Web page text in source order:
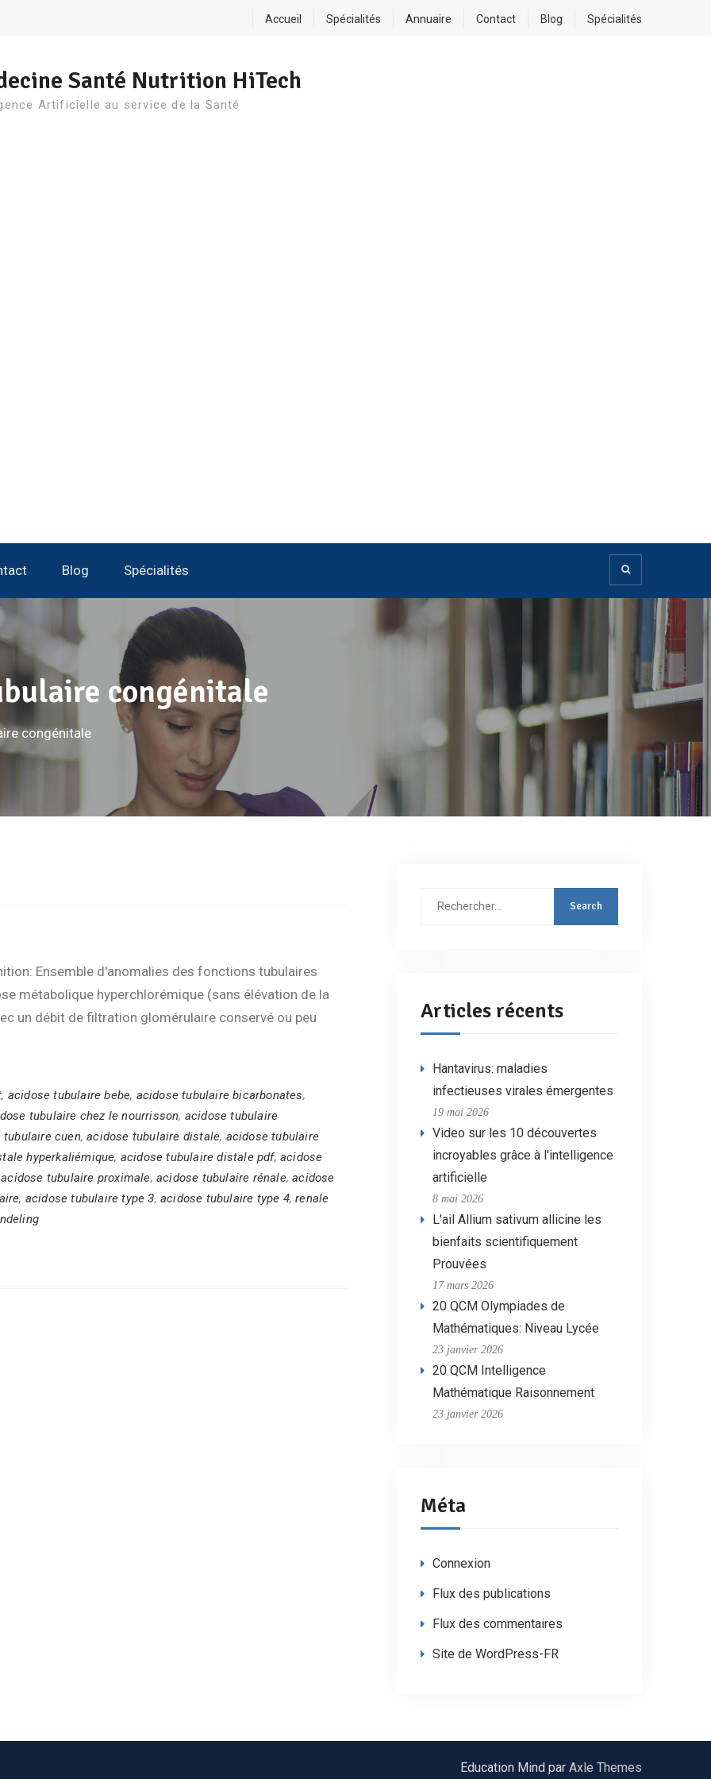
Accueil Spécialités Annuaire Contact Blog Spécialités
Santé Nutrition HiTech
Artificielle au service de la Santé
Blog Spécialités
congénitale
congénitale
Ensemble d'anomalies des fonctions tubulaires
métabolique hyperchlorémique (sans élévation de la
un débit de filtration glomérulaire conservé ou peu
, acidose tubulaire bebe, acidose tubulaire bicarbonates,
tubulaire chez le nourrisson, acidose tubulaire
tubulaire cuen,acidose tubulaire distale, acidose tubulaire
hyperkaliémique, acidose tubulaire distale pdf,acidose
acidose tubulaire proximale,acidose tubulaire rénale,acidose
, acidose tubulaire type 3,acidose tubulaire type 4,renale
Rechercher
Articles récents
Hantavirus: maladies
infectieuses virales émergentes
19 mai 2026
Video sur les 10 découvertes
incroyables grâce à l'intelligence
artificielle
8 mai 2026
L'ail Allium sativum allicine les
bienfaits scientifiquement
Prouvées
17 mars 2026
20 QCM Olympiades de
Mathématiques: Niveau Lycée
23 janvier 2026
20 QCM Intelligence
Mathématique Raisonnement
23 janvier 2026
Méta
Connexion
Flux des publications
Flux des commentaires
Site de WordPress-FR
Education Mind par Axle Themes